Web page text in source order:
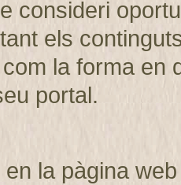
consideri
els
com la forma
portal.
en la pàgina